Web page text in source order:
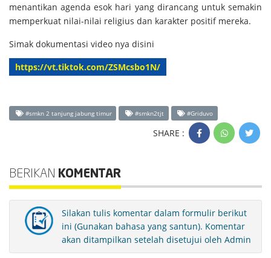
menantikan agenda esok hari yang dirancang untuk semakin
memperkuat nilai-nilai religius dan karakter positif mereka.
Simak dokumentasi video nya disini
https://vt.tiktok.com/ZSMcsbo1N/
#smkn 2 tanjung jabung timur #smkn2tjt #Griduvo
SHARE :
BERIKAN KOMENTAR
Silakan tulis komentar dalam formulir berikut
ini (Gunakan bahasa yang santun). Komentar
akan ditampilkan setelah disetujui oleh Admin